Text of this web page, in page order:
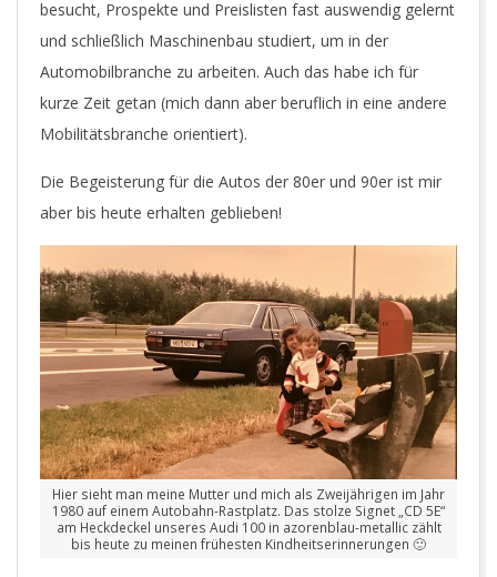
C
O
M
besucht, Prospekte und Preislisten fast auswendig gelernt
und schließlich Maschinenbau studiert, um in der
Automobilbranche zu arbeiten. Auch das habe ich für
kurze Zeit getan (mich dann aber beruflich in eine andere
Mobilitätsbranche orientiert).
Die Begeisterung für die Autos der 80er und 90er ist mir
aber bis heute erhalten geblieben!
Hier sieht man meine Mutter und mich als Zweijährigen im Jahr
1980 auf einem Autobahn-Rastplatz. Das stolze Signet „CD 5E“
am Heckdeckel unseres Audi 100 in azorenblau-metallic zählt
bis heute zu meinen frühesten Kindheitserinnerungen 🙂